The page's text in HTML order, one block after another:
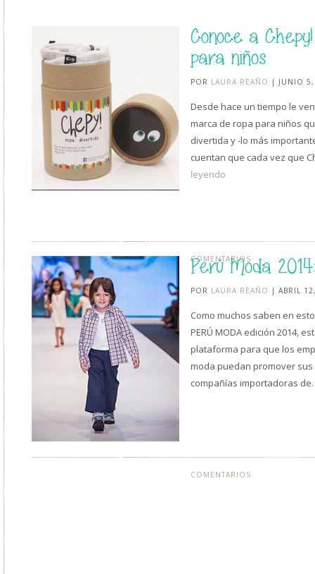
Conoce a
para niños
POR LAURA REAÑO | JUNIO
Desde hace un tiempo le
marca de ropa para niños
divertida y -lo más
cuentan que cada vez que
leyendo
COMENTARIOS
Perú Moda
POR LAURA REAÑO | ABRIL
Como muchos saben en
PERÚ MODA edición 2014,
plataforma para que los
moda puedan promover
compañías importadoras
COMENTARIOS